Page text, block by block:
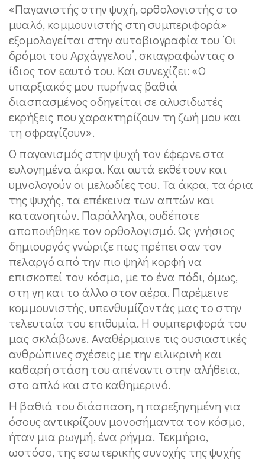
«Παγανιστής στην ψυχή, ορθολογιστής στο
μυαλό, κομμουνιστής στη συμπεριφορά»
εξομολογείται στην αυτοβιογραφία του ‘Οι
δρόμοι του Αρχάγγελου’, σκιαγραφώντας ο
ίδιος τον εαυτό του. Και συνεχίζει: «Ο
υπαρξιακός μου πυρήνας βαθιά
διασπασμένος οδηγείται σε αλυσιδωτές
εκρήξεις που χαρακτηρίζουν τη ζωή μου και
τη σφραγίζουν».
Ο παγανισμός στην ψυχή τον έφερνε στα
ευλογημένα άκρα. Και αυτά εκθέτουν και
υμνολογούν οι μελωδίες του. Τα άκρα, τα όρια
της ψυχής, τα επέκεινα των απτών και
κατανοητών. Παράλληλα, ουδέποτε
αποποιήθηκε τον ορθολογισμό. Ως γνήσιος
δημιουργός γνώριζε πως πρέπει σαν τον
πελαργό από την πιο ψηλή κορφή να
επισκοπεί τον κόσμο, με το ένα πόδι, όμως,
στη γη και το άλλο στον αέρα. Παρέμεινε
κομμουνιστής, υπενθυμίζοντάς μας το στην
τελευταία του επιθυμία. Η συμπεριφορά του
μας σκλάβωνε. Αναθέρμαινε τις ουσιαστικές
ανθρώπινες σχέσεις με την ειλικρινή και
καθαρή στάση του απέναντι στην αλήθεια,
στο απλό και στο καθημερινό.
Η βαθιά του διάσπαση, η παρεξηγημένη για
όσους αντικρίζουν μονοσήμαντα τον κόσμο,
ήταν μια ρωγμή, ένα ρήγμα. Τεκμήριο,
ωστόσο, της εσωτερικής συνοχής της ψυχής